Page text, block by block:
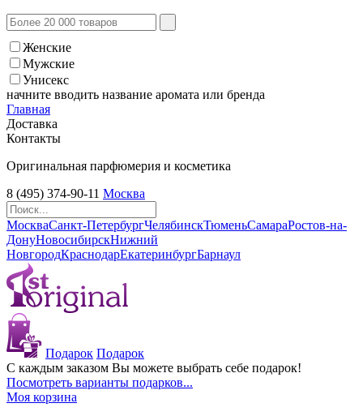
Женские
Мужские
Унисекс
начните вводить название аромата или бренда
Главная
Доставка
Контакты
Оригинальная парфюмерия и косметика
8 (495) 374-90-11 Москва
МоскваСанкт-ПетербургЧелябинскТюменьСамараРостов-на-
ДонуНовосибирскНижний
НовгородКраснодарЕкатеринбургБарнаул
Подарок Подарок
С каждым заказом Вы можете выбрать себе подарок!
Посмотреть варианты подарков...
Моя корзина